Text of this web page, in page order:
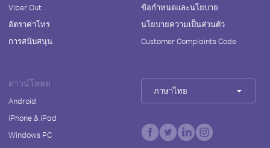
Viber Out
อัตราค่าโทร
การสนับสนุน
ข้อกำหนดและนโยบาย
นโยบายความเป็นส่วนตัว
Customer Complaints Code
ดาวน์โหลด
Android
iPhone & iPad
Windows PC
ภาษาไทย